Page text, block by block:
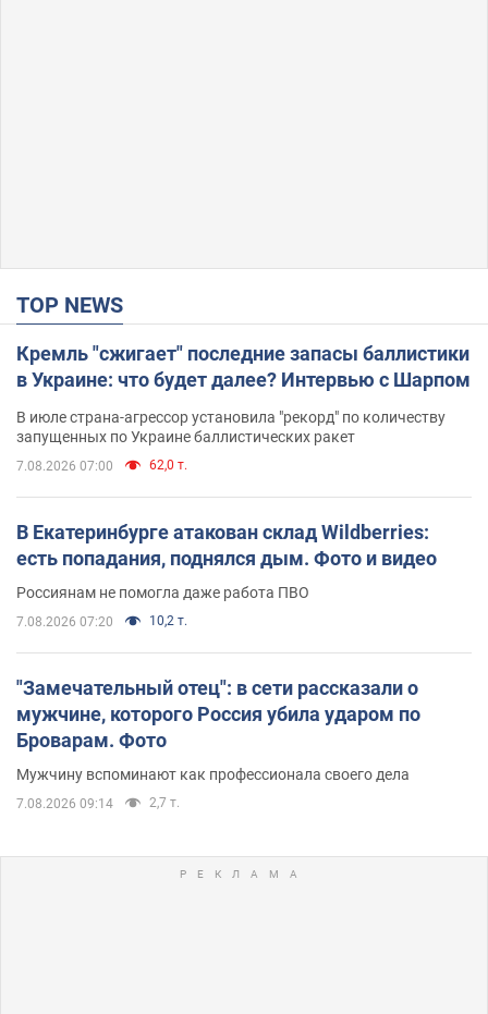
TOP NEWS
Кремль "сжигает" последние запасы баллистики
в Украине: что будет далее? Интервью с Шарпом
В июле страна-агрессор установила "рекорд" по количеству
запущенных по Украине баллистических ракет
7.08.2026 07:00 62,0 т.
В Екатеринбурге атакован склад Wildberries:
есть попадания, поднялся дым. Фото и видео
Россиянам не помогла даже работа ПВО
7.08.2026 07:20 10,2 т.
"Замечательный отец": в сети рассказали о
мужчине, которого Россия убила ударом по
Броварам. Фото
Мужчину вспоминают как профессионала своего дела
7.08.2026 09:14 2,7 т.